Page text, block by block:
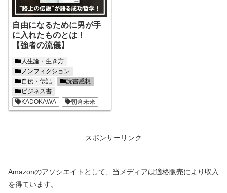
自由になるために男が手
に入れたものとは！
【強者の流儀】
人生論・生き方
ノンフィクション
自伝・伝記
読書感想
ビジネス書
KADOKAWA
朝倉未来
スポンサーリンク
Amazonのアソシエイトとして、当メディアは適格販売により収入
を得ています。